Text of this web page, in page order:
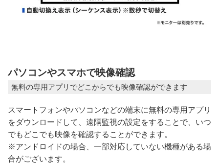
パソコンやスマホで映像確認
無料の専用アプリでどこからでも映像確認ができます
スマートフォンやパソコンなどの端末に無料の専用アプリ
をダウンロードして、遠隔監視の設定をすることで、いつ
でもどこでも映像を確認することができます。
※アンドロイドの場合、一部対応していない機種がある場
合がございます。